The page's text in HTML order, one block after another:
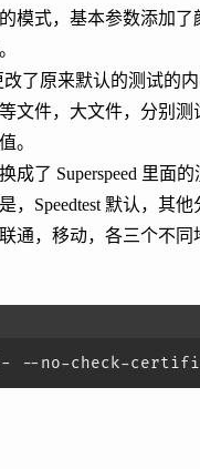
模式，基本参数添加了
了原来默认的测试的
文件，大文件，分别测
。
成了 Superspeed 里面
，Speedtest 默认，其他
通，移动，各三个不同
--no-check-